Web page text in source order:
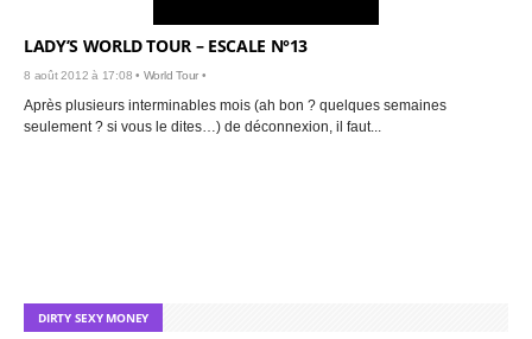
LADY’S WORLD TOUR – ESCALE N°13
8 août 2012 à 17:08 • World Tour •
Après plusieurs interminables mois (ah bon ? quelques semaines
seulement ? si vous le dites…) de déconnexion, il faut...
DIRTY SEXY MONEY